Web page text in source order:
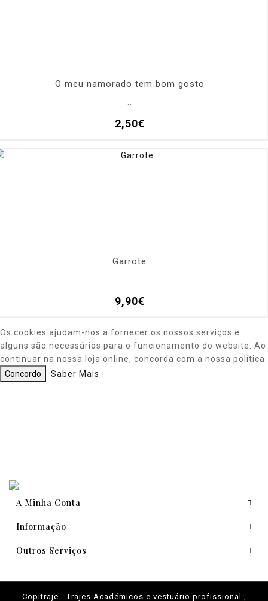
O meu namorado tem bom gosto
2,50€
Garrote
9,90€
Os cookies ajudam-nos a fornecer os nossos serviços e
alguns são necessários para o funcionamento do website. Ao
continuar na nossa loja online, concorda com a nossa política.
Concordo
Saber Mais
A Minha Conta
Informação
Outros Serviços
Copitraje - Trajes Académicos e vestuário profissional ,